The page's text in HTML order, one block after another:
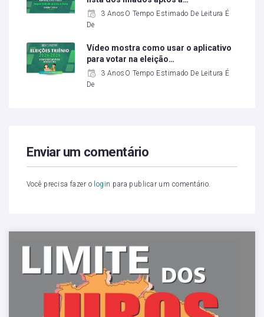
3 AnosO Tempo Estimado De Leitura É
De
Vídeo mostra como usar o aplicativo
para votar na eleição…
3 AnosO Tempo Estimado De Leitura É
De
Enviar um comentário
Você precisa fazer o login para publicar um comentário.